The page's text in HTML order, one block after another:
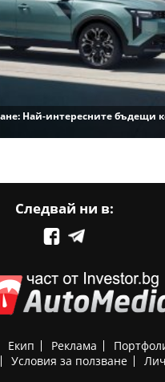
Най-интересните бъдещи
Следвай ни в:
Екип Реклама
Условия за ползване